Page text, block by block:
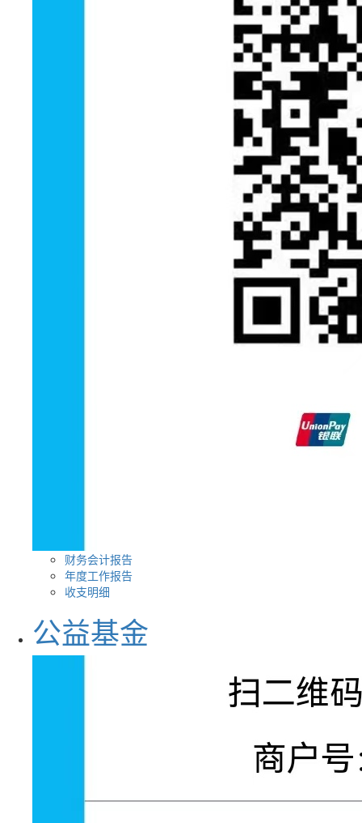
财务会计报告
年度工作报告
收支明细
公益基金